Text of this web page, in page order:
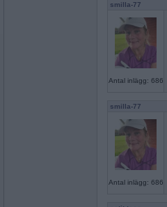
smilla-77
Antal inlägg: 686
smilla-77
Antal inlägg: 686